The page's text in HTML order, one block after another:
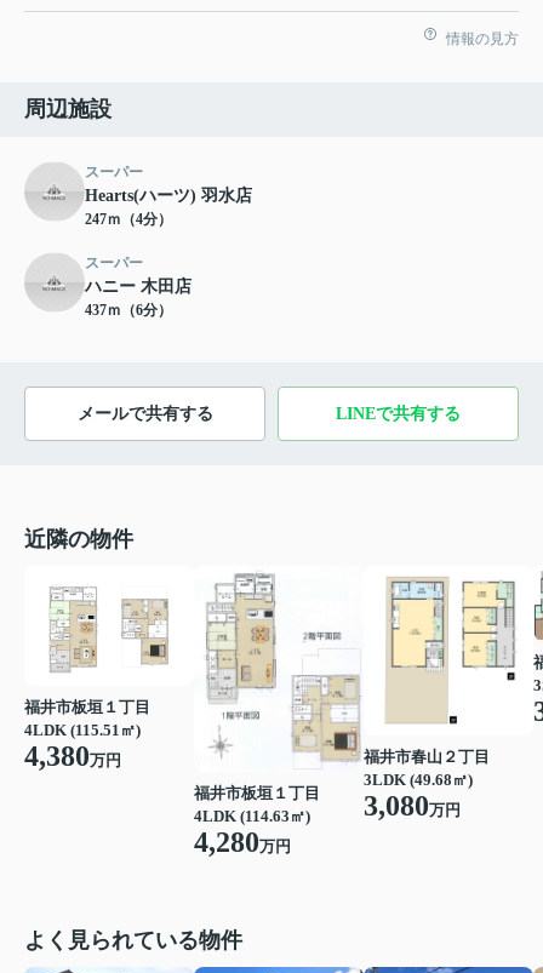
情報の見方
周辺施設
スーパー
Hearts(ハーツ) 羽水店
247ｍ（4分）
スーパー
ハニー 木田店
437ｍ（6分）
メールで共有する LINEで共有する
近隣の物件
福井市板垣１丁目
4LDK (115.51㎡)
4,380万円
福井市板垣１丁目
4LDK (114.63㎡)
4,280万円
福井市春山２丁目
3LDK (49.68㎡)
3,080万円
よく見られている物件